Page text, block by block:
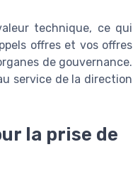
technique, ce qui
offres et vos offres
de gouvernance.
service de la direction
la prise de